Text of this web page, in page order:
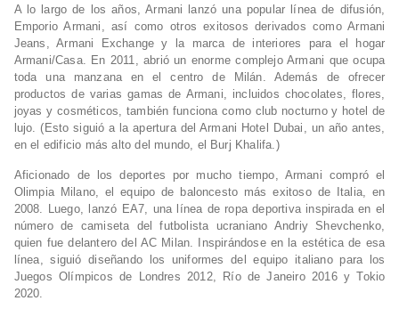
A lo largo de los años, Armani lanzó una popular línea de difusión,
Emporio Armani, así como otros exitosos derivados como Armani
Jeans, Armani Exchange y la marca de interiores para el hogar
Armani/Casa. En 2011, abrió un enorme complejo Armani que ocupa
toda una manzana en el centro de Milán. Además de ofrecer
productos de varias gamas de Armani, incluidos chocolates, flores,
joyas y cosméticos, también funciona como club nocturno y hotel de
lujo. (Esto siguió a la apertura del Armani Hotel Dubai, un año antes,
en el edificio más alto del mundo, el Burj Khalifa.)
Aficionado de los deportes por mucho tiempo, Armani compró el
Olimpia Milano, el equipo de baloncesto más exitoso de Italia, en
2008. Luego, lanzó EA7, una línea de ropa deportiva inspirada en el
número de camiseta del futbolista ucraniano Andriy Shevchenko,
quien fue delantero del AC Milan. Inspirándose en la estética de esa
línea, siguió diseñando los uniformes del equipo italiano para los
Juegos Olímpicos de Londres 2012, Río de Janeiro 2016 y Tokio
2020.